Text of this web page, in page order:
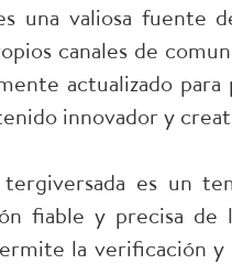
una valiosa fuente
canales de
actualizado
innovador y
es un
fiable y precisa de
la verificación y